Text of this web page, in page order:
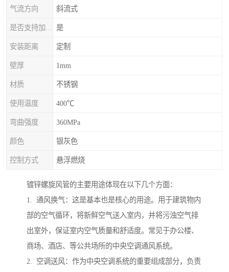
气流方向 斜流式
是
安装距离 定制
壁厚 1mm
材质 不锈钢
使用温度 400℃
弯曲强度 360MPa
颜色 银灰色
控制方式 悬浮燃烧
镀锌螺旋风管的主要用途体现在以下几个方面：
1. 通风换气：这是基本也是核心的用途。用于建筑物内
部的空气循环，将新鲜空气送入室内，并将污浊空气排
出室外，保证室内空气质量和舒适度。常见于办公楼、
商场、酒店、等公共场所的中央空调通风系统。
2. 空调送风：作为中央空调系统的重要组成部分，负责